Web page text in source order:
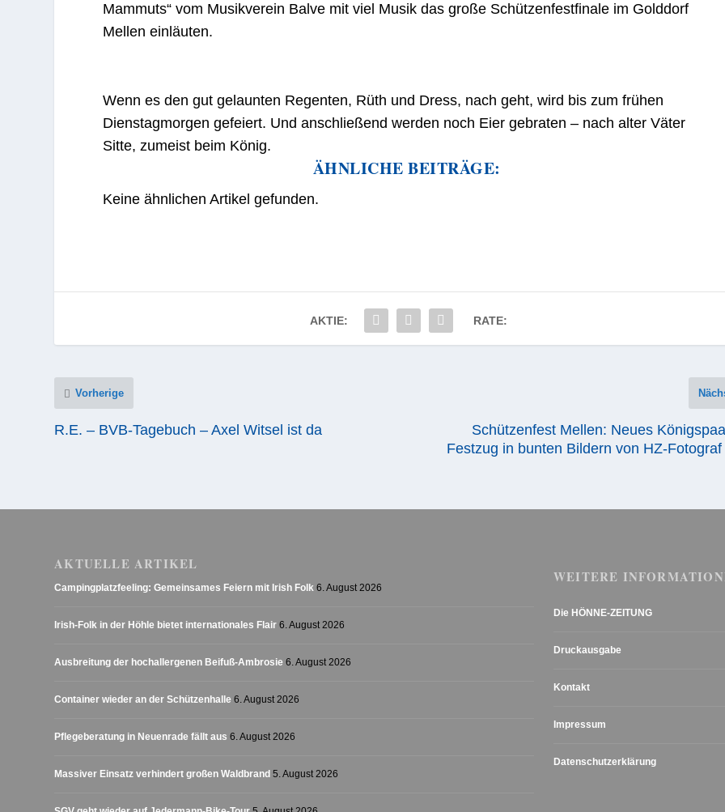
Mammuts“ vom Musikverein Balve mit viel Musik das große Schützenfestfinale im Golddorf
Mellen einläuten.
Wenn es den gut gelaunten Regenten, Rüth und Dress, nach geht, wird bis zum frühen
Dienstagmorgen gefeiert. Und anschließend werden noch Eier gebraten – nach alter Väter
Sitte, zumeist beim König.
ÄHNLICHE BEITRÄGE:
Keine ähnlichen Artikel gefunden.
AKTIE: RATE:
Vorherige
R.E. – BVB-Tagebuch – Axel Witsel ist da
Schützenfest Mellen: Neues
Festzug in bunten Bildern von HZ-Fotograf
AKTUELLE ARTIKEL
Campingplatzfeeling: Gemeinsames Feiern mit Irish Folk 6. August 2026
Irish-Folk in der Höhle bietet internationales Flair 6. August 2026
Ausbreitung der hochallergenen Beifuß-Ambrosie 6. August 2026
Container wieder an der Schützenhalle 6. August 2026
Pflegeberatung in Neuenrade fällt aus 6. August 2026
Massiver Einsatz verhindert großen Waldbrand 5. August 2026
WEITERE
Die HÖNNE-ZEITUNG
Druckausgabe
Kontakt
Impressum
Datenschutzerklärung